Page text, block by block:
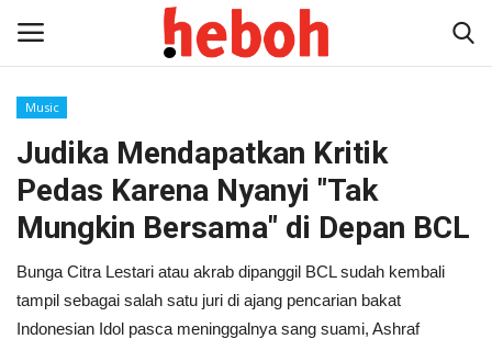
Home
Entertainment
Lifestyle
Video
Music
Judika Mendapatkan Kritik
Pedas Karena Nyanyi "Tak
Mungkin Bersama" di Depan BCL
Bunga Citra Lestari atau akrab dipanggil BCL sudah kembali
tampil sebagai salah satu juri di ajang pencarian bakat
Indonesian Idol pasca meninggalnya sang suami, Ashraf